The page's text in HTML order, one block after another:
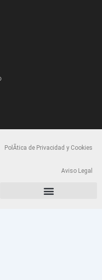
PolÃ­tica de Privacidad y Cookies
Aviso Legal